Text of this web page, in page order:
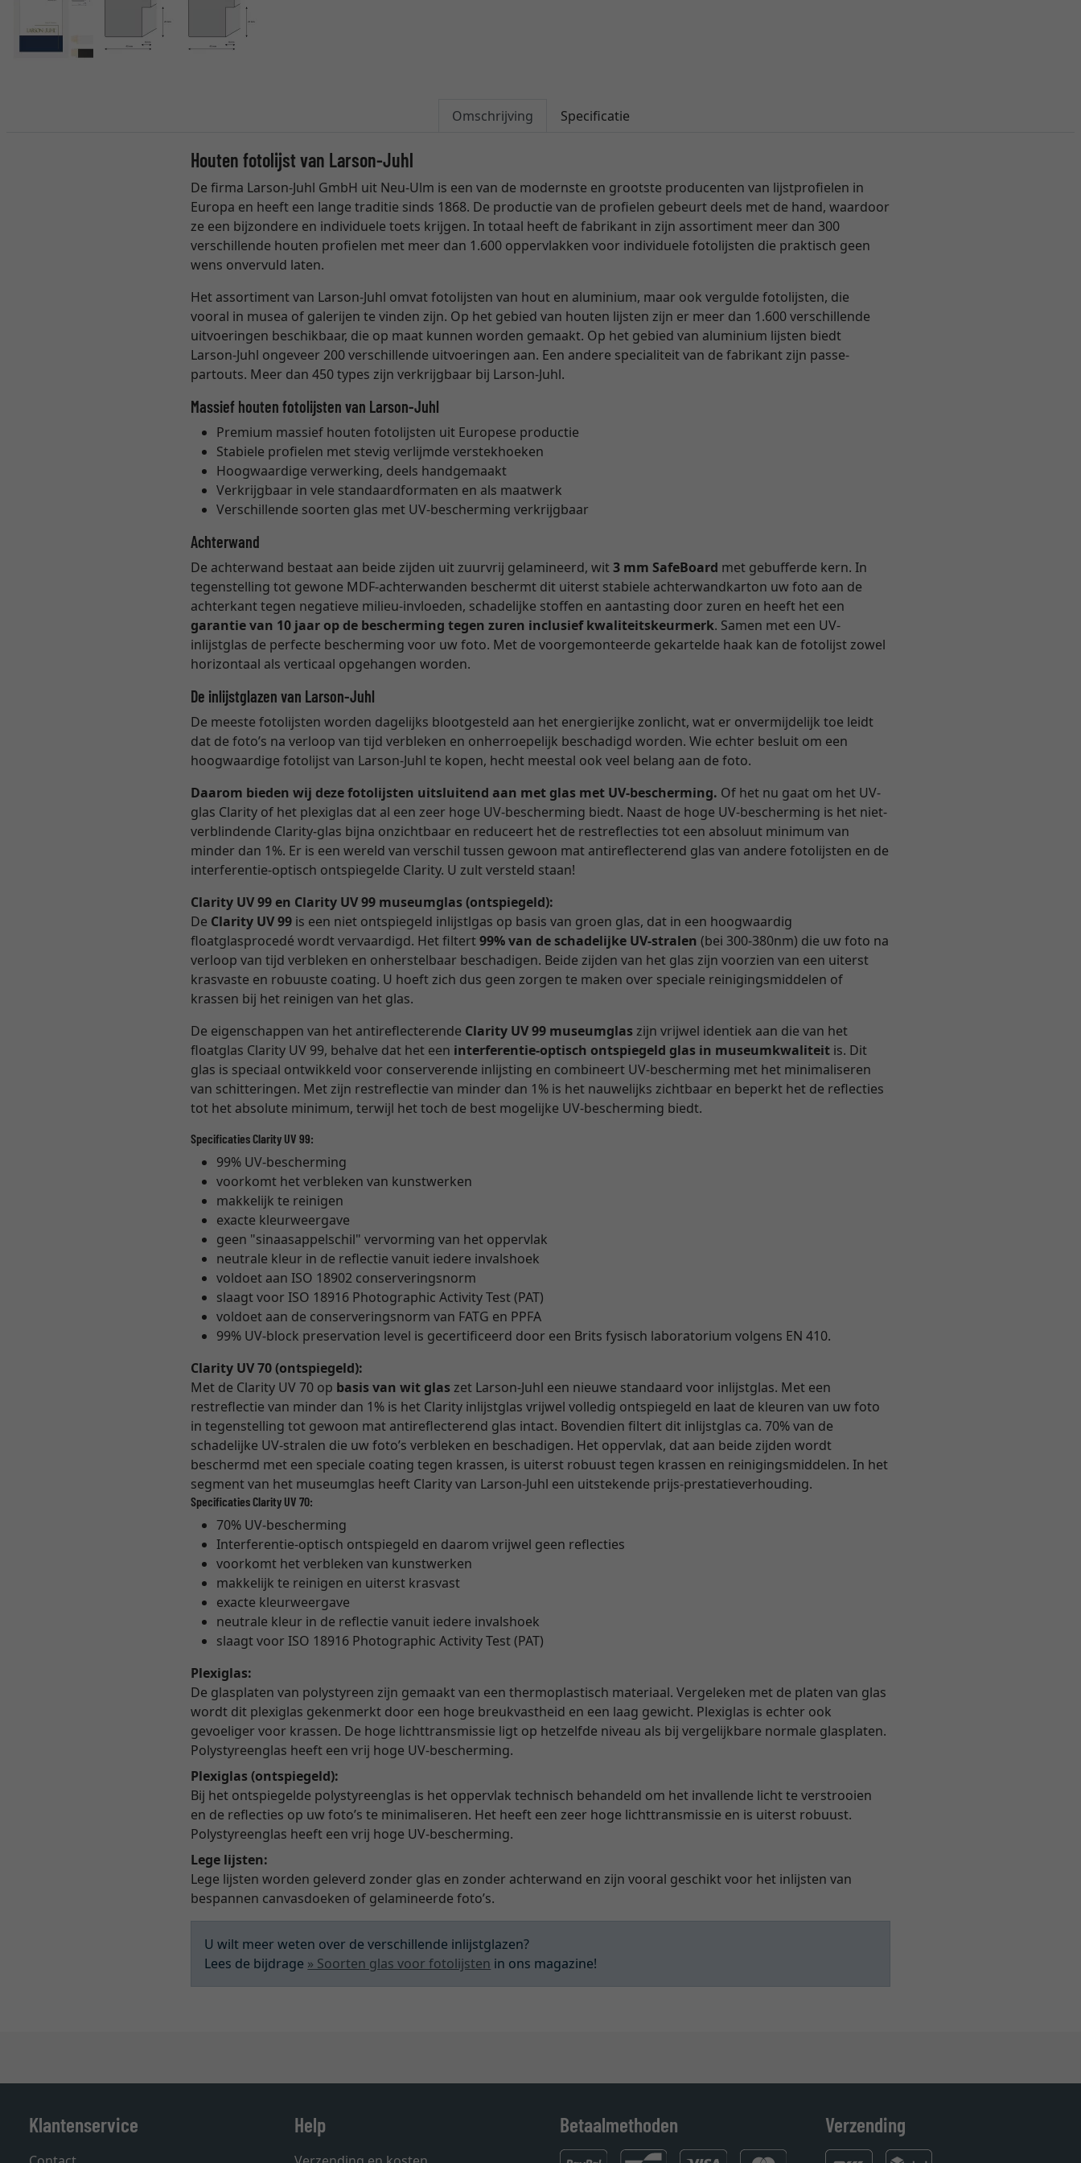
Omschrijving Specificatie
Houten fotolijst van Larson-Juhl
De firma Larson-Juhl GmbH uit Neu-Ulm is een van de modernste en grootste producenten van lijstprofielen in
Europa en heeft een lange traditie sinds 1868. De productie van de profielen gebeurt deels met de hand, waardoor
ze een bijzondere en individuele toets krijgen. In totaal heeft de fabrikant in zijn assortiment meer dan 300
verschillende houten profielen met meer dan 1.600 oppervlakken voor individuele fotolijsten die praktisch geen
wens onvervuld laten.
Het assortiment van Larson-Juhl omvat fotolijsten van hout en aluminium, maar ook vergulde fotolijsten, die
vooral in musea of galerijen te vinden zijn. Op het gebied van houten lijsten zijn er meer dan 1.600 verschillende
uitvoeringen beschikbaar, die op maat kunnen worden gemaakt. Op het gebied van aluminium lijsten biedt
Larson-Juhl ongeveer 200 verschillende uitvoeringen aan. Een andere specialiteit van de fabrikant zijn passe-
partouts. Meer dan 450 types zijn verkrijgbaar bij Larson-Juhl.
Massief houten fotolijsten van Larson-Juhl
Premium massief houten fotolijsten uit Europese productie
Stabiele profielen met stevig verlijmde verstekhoeken
Hoogwaardige verwerking, deels handgemaakt
Verkrijgbaar in vele standaardformaten en als maatwerk
Verschillende soorten glas met UV-bescherming verkrijgbaar
Achterwand
De achterwand bestaat aan beide zijden uit zuurvrij gelamineerd, wit3 mm SafeBoard met gebufferde kern. In
tegenstelling tot gewone MDF-achterwanden beschermt dit uiterst stabiele achterwandkarton uw foto aan de
achterkant tegen negatieve milieu-invloeden, schadelijke stoffen en aantasting door zuren en heeft het een
garantie van 10 jaar op de bescherming tegen zuren inclusief kwaliteitskeurmerk. Samen met een UV-
inlijstglas de perfecte bescherming voor uw foto. Met de voorgemonteerde gekartelde haak kan de fotolijst zowel
horizontaal als verticaal opgehangen worden.
De inlijstglazen van Larson-Juhl
De meeste fotolijsten worden dagelijks blootgesteld aan het energierijke zonlicht, wat er onvermijdelijk toe leidt
dat de foto’s na verloop van tijd verbleken en onherroepelijk beschadigd worden. Wie echter besluit om een
hoogwaardige fotolijst van Larson-Juhl te kopen, hecht meestal ook veel belang aan de foto.
Daarom bieden wij deze fotolijsten uitsluitend aan met glas met UV-bescherming. Of het nu gaat om het UV-
glas Clarity of het plexiglas dat al een zeer hoge UV-bescherming biedt. Naast de hoge UV-bescherming is het niet-
verblindende Clarity-glas bijna onzichtbaar en reduceert het de restreflecties tot een absoluut minimum van
minder dan 1%. Er is een wereld van verschil tussen gewoon mat antireflecterend glas van andere fotolijsten en de
interferentie-optisch ontspiegelde Clarity. U zult versteld staan!
Clarity UV 99 en Clarity UV 99 museumglas (ontspiegeld):
De Clarity UV 99 is een niet ontspiegeld inlijstlgas op basis van groen glas, dat in een hoogwaardig
floatglasprocedé wordt vervaardigd. Het filtert99% van de schadelijke UV-stralen (bei 300-380nm) die uw foto na
verloop van tijd verbleken en onherstelbaar beschadigen. Beide zijden van het glas zijn voorzien van een uiterst
krasvaste en robuuste coating. U hoeft zich dus geen zorgen te maken over speciale reinigingsmiddelen of
krassen bij het reinigen van het glas.
De eigenschappen van het antireflecterende Clarity UV 99 museumglaszijn vrijwel identiek aan die van het
floatglas Clarity UV 99, behalve dat het een interferentie-optisch ontspiegeld glas in museumkwaliteit is. Dit
glas is speciaal ontwikkeld voor conserverende inlijsting en combineert UV-bescherming met het minimaliseren
van schitteringen. Met zijn restreflectie van minder dan 1% is het nauwelijks zichtbaar en beperkt het de reflecties
tot het absolute minimum, terwijl het toch de best mogelijke UV-bescherming biedt.
Specificaties Clarity UV 99:
99% UV-bescherming
voorkomt het verbleken van kunstwerken
makkelijk te reinigen
exacte kleurweergave
geen "sinaasappelschil" vervorming van het oppervlak
neutrale kleur in de reflectie vanuit iedere invalshoek
voldoet aan ISO 18902 conserveringsnorm
slaagt voor ISO 18916 Photographic Activity Test (PAT)
voldoet aan de conserveringsnorm van FATG en PPFA
99% UV-block preservation level is gecertificeerd door een Brits fysisch laboratorium volgens EN 410.
Clarity UV 70 (ontspiegeld):
Met de Clarity UV 70 op basis van wit glaszet Larson-Juhl een nieuwe standaard voor inlijstglas. Met een
restreflectie van minder dan 1% is het Clarity inlijstglas vrijwel volledig ontspiegeld en laat de kleuren van uw foto
in tegenstelling tot gewoon mat antireflecterend glas intact. Bovendien filtert dit inlijstglas ca. 70% van de
schadelijke UV-stralen die uw foto’s verbleken en beschadigen. Het oppervlak, dat aan beide zijden wordt
beschermd met een speciale coating tegen krassen, is uiterst robuust tegen krassen en reinigingsmiddelen. In het
segment van het museumglas heeft Clarity van Larson-Juhl een uitstekende prijs-prestatieverhouding.
Specificaties Clarity UV 70:
70% UV-bescherming
Interferentie-optisch ontspiegeld en daarom vrijwel geen reflecties
voorkomt het verbleken van kunstwerken
makkelijk te reinigen en uiterst krasvast
exacte kleurweergave
neutrale kleur in de reflectie vanuit iedere invalshoek
slaagt voor ISO 18916 Photographic Activity Test (PAT)
Plexiglas:
De glasplaten van polystyreen zijn gemaakt van een thermoplastisch materiaal. Vergeleken met de platen van glas
wordt dit plexiglas gekenmerkt door een hoge breukvastheid en een laag gewicht. Plexiglas is echter ook
gevoeliger voor krassen. De hoge lichttransmissie ligt op hetzelfde niveau als bij vergelijkbare normale glasplaten.
Polystyreenglas heeft een vrij hoge UV-bescherming.
Plexiglas (ontspiegeld):
Bij het ontspiegelde polystyreenglas is het oppervlak technisch behandeld om het invallende licht te verstrooien
en de reflecties op uw foto’s te minimaliseren. Het heeft een zeer hoge lichttransmissie en is uiterst robuust.
Polystyreenglas heeft een vrij hoge UV-bescherming.
Lege lijsten:
Lege lijsten worden geleverd zonder glas en zonder achterwand en zijn vooral geschikt voor het inlijsten van
bespannen canvasdoeken of gelamineerde foto’s.
U wilt meer weten over de verschillende inlijstglazen?
Lees de bijdrage » Soorten glas voor fotolijsten in ons magazine!
Klantenservice Help Betaalmethoden Verzending